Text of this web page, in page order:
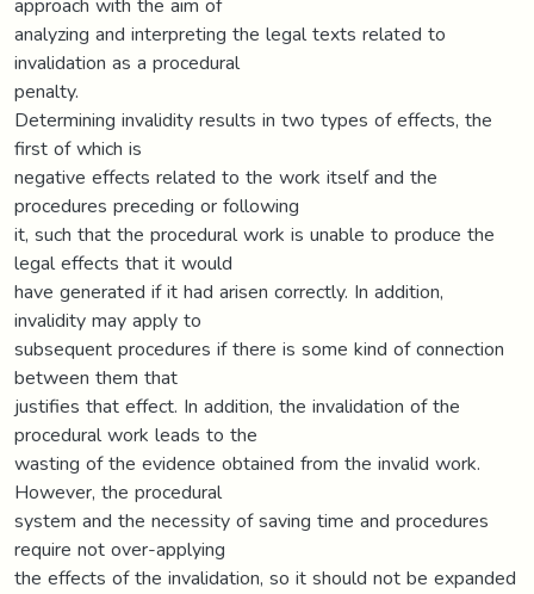
analyzing and interpreting the legal texts related to
invalidation as a procedural
penalty.
Determining invalidity results in two types of effects, the
first of which is
negative effects related to the work itself and the
procedures preceding or following
it, such that the procedural work is unable to produce the
legal effects that it would
have generated if it had arisen correctly. In addition,
invalidity may apply to
subsequent procedures if there is some kind of connection
between them that
justifies that effect. In addition, the invalidation of the
procedural work leads to the
wasting of the evidence obtained from the invalid work.
However, the procedural
system and the necessity of saving time and procedures
require not over-applying
the effects of the invalidation, so it should not be expanded